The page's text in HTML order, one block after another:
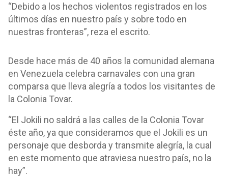
“Debido a los hechos violentos registrados en los
últimos días en nuestro país y sobre todo en
nuestras fronteras”, reza el escrito.
Desde hace más de 40 años la comunidad alemana
en Venezuela celebra carnavales con una gran
comparsa que lleva alegría a todos los visitantes de
la Colonia Tovar.
“El Jokili no saldrá a las calles de la Colonia Tovar
éste año, ya que consideramos que el Jokili es un
personaje que desborda y transmite alegría, la cual
en este momento que atraviesa nuestro país, no la
hay”.